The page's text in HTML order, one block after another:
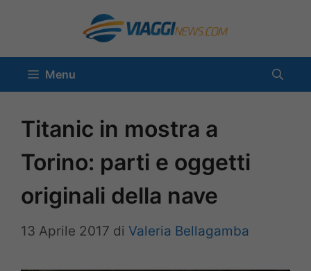
contenuto
Menu
Titanic in mostra a
Torino: parti e oggetti
originali della nave
13 Aprile 2017 di Valeria Bellagamba